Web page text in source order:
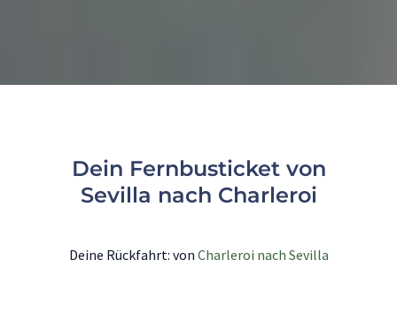
Dein Fernbusticket von
Sevilla nach Charleroi
Deine Rückfahrt: von Charleroi nach Sevilla